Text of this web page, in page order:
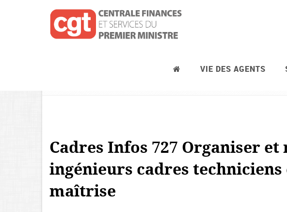
VIE DES AGENTS
Cadres Infos 727 Organiser
ingénieurs cadres techniciens
maîtrise